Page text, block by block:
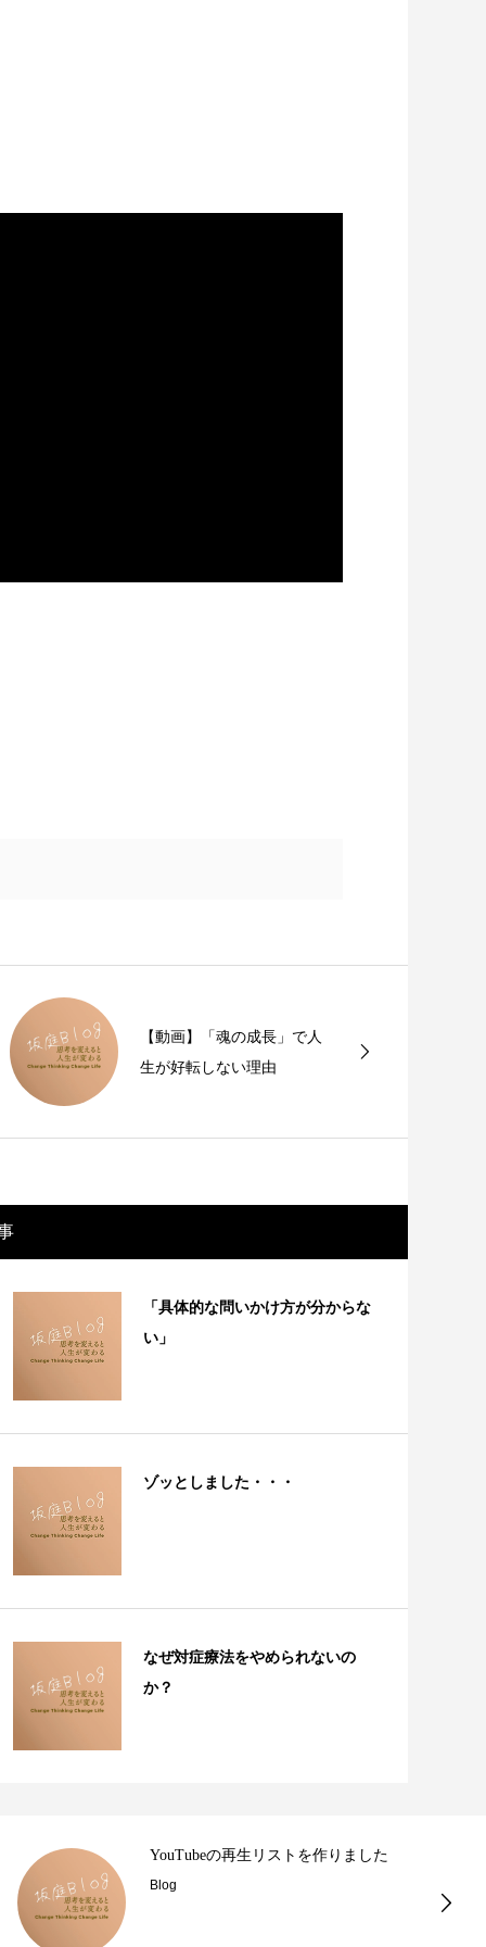
【動画】「魂の成長」で人
生が好転しない理由
「具体的な問いかけ方が分からな
い」
ゾッとしました・・・
なぜ対症療法をやめられないの
か？
YouTubeの再生リストを作りました
Blog